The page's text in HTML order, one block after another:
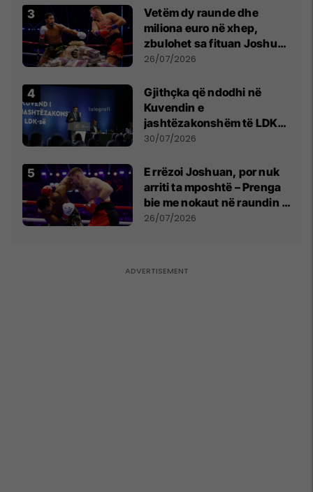
Vetëm dy raunde dhe
miliona euro në xhep,
zbulohet sa fituan Joshua
e Prenga
26/07/2026
Gjithçka që ndodhi në
Kuvendin e
jashtëzakonshëm të LDK-
së
30/07/2026
E rrëzoi Joshuan, por nuk
arriti ta mposhtë – Prenga
bie me nokaut në raundin e
dytë
26/07/2026